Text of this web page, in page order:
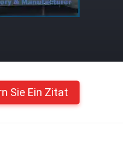
Sie Ein Zitat